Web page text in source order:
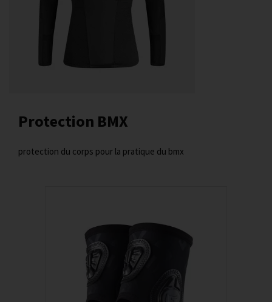
Protection BMX
protection du corps pour la pratique du bmx